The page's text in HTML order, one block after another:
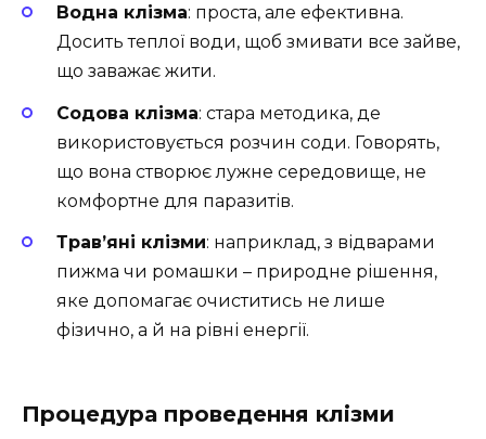
Водна клізма: проста, але ефективна.
Досить теплої води, щоб змивати все зайве,
що заважає жити.
Содова клізма: стара методика, де
використовується розчин соди. Говорять,
що вона створює лужне середовище, не
комфортне для паразитів.
Трав’яні клізми: наприклад, з відварами
пижма чи ромашки – природне рішення,
яке допомагає очиститись не лише
фізично, а й на рівні енергії.
Процедура проведення клізми